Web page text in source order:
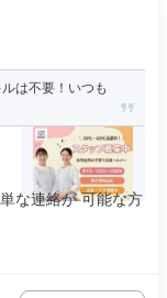
は不要！いつも
な連絡が 可能な方